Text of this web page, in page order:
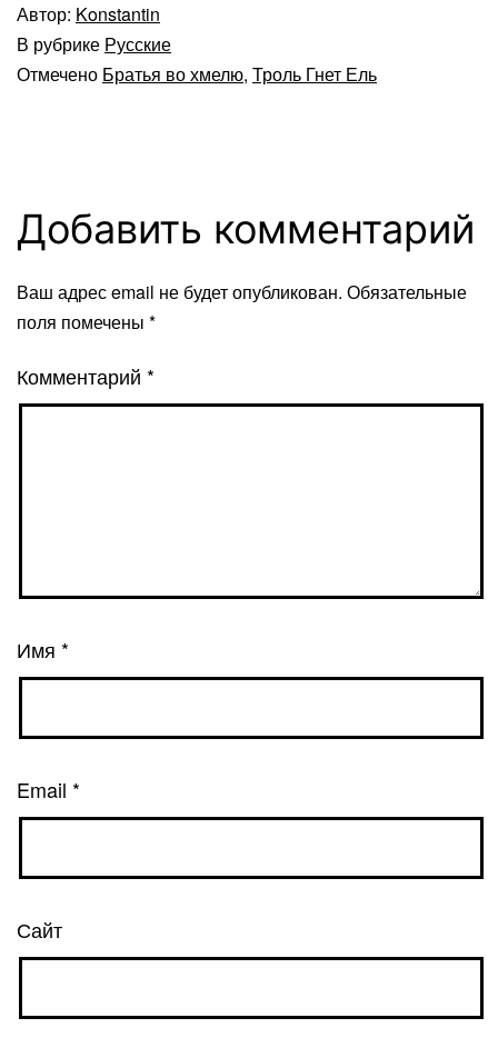
Автор: Konstantin
В рубрике Русские
Отмечено Братья во хмелю, Троль Гнет Ель
Добавить комментарий
Ваш адрес email не будет опубликован. Обязательные
поля помечены *
Комментарий *
Имя *
Email *
Сайт